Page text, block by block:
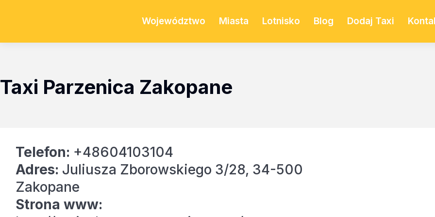
Województwo Miasta Lotnisko Blog Dodaj Taxi
Taxi Parzenica Zakopane
Telefon: +48604103104
Adres: Juliusza Zborowskiego 3/28, 34-500
Zakopane
Strona www: